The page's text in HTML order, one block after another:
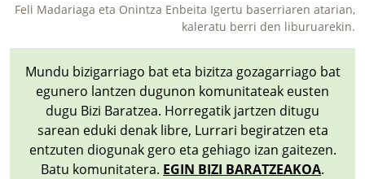
Feli Madariaga eta Onintza Enbeita Igertu baserriaren atarian,
kaleratu berri den liburuarekin.
Mundu bizigarriago bat eta bizitza gozagarriago bat
egunero lantzen dugunon komunitateak eusten
dugu Bizi Baratzea. Horregatik jartzen ditugu
sarean eduki denak libre, Lurrari begiratzen eta
entzuten diogunak gero eta gehiago izan gaitezen.
Batu komunitatera. EGIN BIZI BARATZEAKOA.